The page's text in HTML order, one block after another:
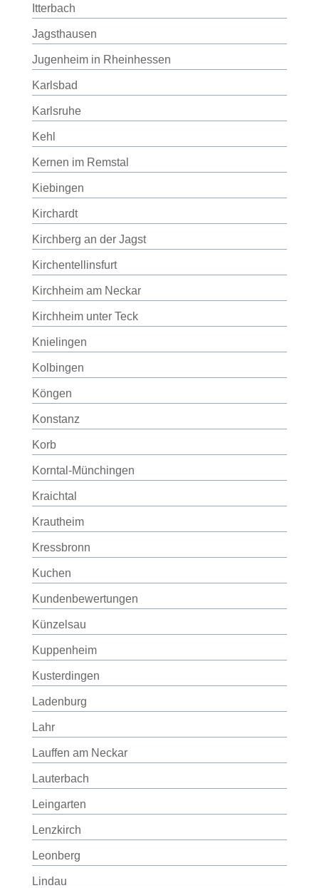
Itterbach
Jagsthausen
Jugenheim in Rheinhessen
Karlsbad
Karlsruhe
Kehl
Kernen im Remstal
Kiebingen
Kirchardt
Kirchberg an der Jagst
Kirchentellinsfurt
Kirchheim am Neckar
Kirchheim unter Teck
Knielingen
Kolbingen
Köngen
Konstanz
Korb
Korntal-Münchingen
Kraichtal
Krautheim
Kressbronn
Kuchen
Kundenbewertungen
Künzelsau
Kuppenheim
Kusterdingen
Ladenburg
Lahr
Lauffen am Neckar
Lauterbach
Leingarten
Lenzkirch
Leonberg
Lindau